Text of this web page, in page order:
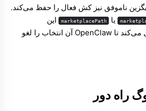
ناموفق نیز کش فعال را حفظ می‌کند.
یا marketplacePath
این
همگام‌سازی را غیرفعال می‌کند تا OpenClaw آن انتخاب را لغو
راه دور